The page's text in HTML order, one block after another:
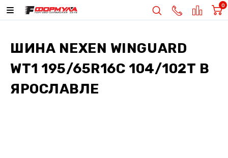
0
ШИНА NEXEN WINGUARD
WT1 195/65R16C 104/102T В
ЯРОСЛАВЛЕ